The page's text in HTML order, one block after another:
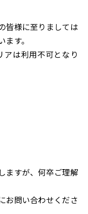
皆様に至りましては
す。
アは利用不可となり
ますが、何卒ご理解
お問い合わせくださ